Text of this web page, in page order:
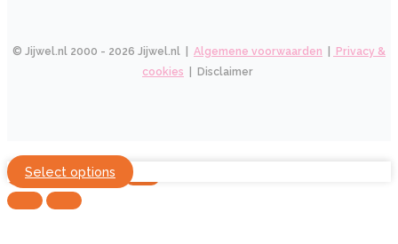
© Jijwel.nl 2000 - 2026 Jijwel.nl | Algemene voorwaarden
Privacy &
cookies | Disclaimer
Select options